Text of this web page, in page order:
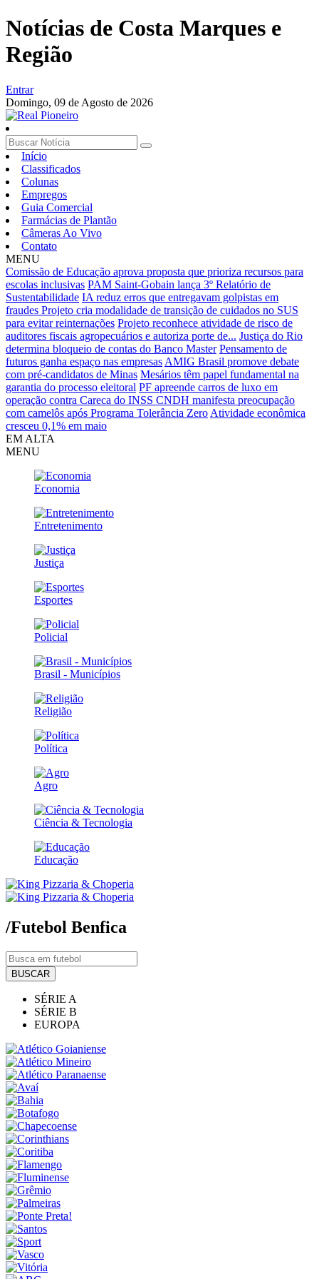
Notícias de Costa Marques e
Região
Entrar
Domingo, 09 de Agosto de 2026
Início
Classificados
Colunas
Empregos
Guia Comercial
Farmácias de Plantão
Câmeras Ao Vivo
Contato
MENU
Comissão de Educação aprova proposta que prioriza recursos para
escolas inclusivas PAM Saint-Gobain lança 3º Relatório de
Sustentabilidade IA reduz erros que entregavam golpistas em
fraudes Projeto cria modalidade de transição de cuidados no SUS
para evitar reinternações Projeto reconhece atividade de risco de
auditores fiscais agropecuários e autoriza porte de... Justiça do Rio
determina bloqueio de contas do Banco Master Pensamento de
futuros ganha espaço nas empresas AMIG Brasil promove debate
com pré-candidatos de Minas Mesários têm papel fundamental na
garantia do processo eleitoral PF apreende carros de luxo em
operação contra Careca do INSS CNDH manifesta preocupação
com camelôs após Programa Tolerância Zero Atividade econômica
cresceu 0,1% em maio
EM ALTA
MENU
Economia
Entretenimento
Justiça
Esportes
Policial
Brasil - Municípios
Religião
Política
Agro
Ciência & Tecnologia
Educação
/Futebol Benfica
BUSCAR
SÉRIE A
SÉRIE B
EUROPA